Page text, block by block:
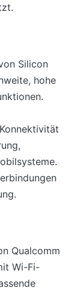
Silicon
hohe
Qualcomm
Wi-Fi-